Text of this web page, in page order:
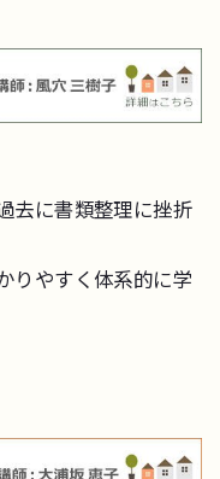
去に書類整理に挫折
りやすく体系的に学